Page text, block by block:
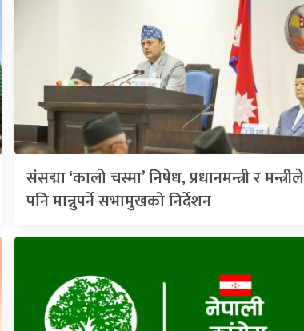
संसद्मा ‘कालो चस्मा’ निषेध, प्रधानमन्त्री र मन्त्रीले
पनि मान्नुपर्ने सभामुखको निर्देशन